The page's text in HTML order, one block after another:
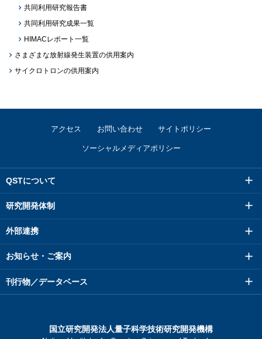
共同利用研究報告書
共同利用研究成果一覧
HIMACレポート一覧
さまざまな放射線発生装置の供用案内
サイクロトロンの供用案内
アクセス お問い合わせ サイトポリシー
ソーシャルメディアポリシー
QSTについて
研究開発体制
外部連携
お知らせ・ご案内
刊行物／データベース
国立研究開発法人量子科学技術研究開発機構